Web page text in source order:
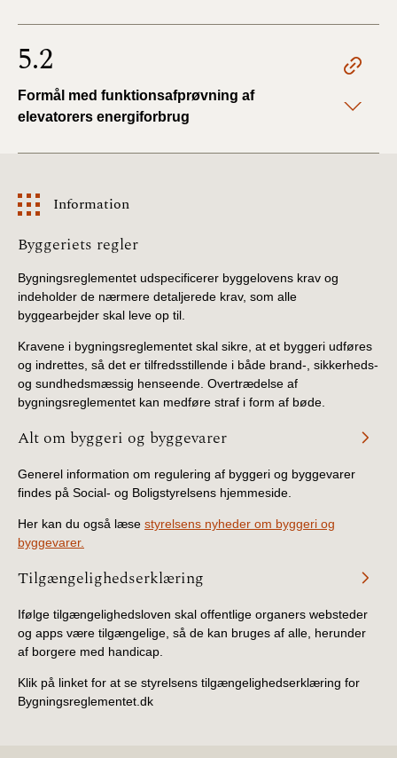
5.2
Formål med funktionsafprøvning af
elevatorers energiforbrug
Information
Information
Byggeriets regler
Bygningsreglementet udspecificerer byggelovens krav og
indeholder de nærmere detaljerede krav, som alle
byggearbejder skal leve op til.
Kravene i bygningsreglementet skal sikre, at et byggeri udføres
og indrettes, så det er tilfredsstillende i både brand-, sikkerheds-
og sundhedsmæssig henseende. Overtrædelse af
bygningsreglementet kan medføre straf i form af bøde.
Alt om byggeri og byggevarer
Generel information om regulering af byggeri og byggevarer
findes på Social- og Boligstyrelsens hjemmeside.
Her kan du også læse styrelsens nyheder om byggeri og
byggevarer.
Tilgængelighedserklæring
Ifølge tilgængelighedsloven skal offentlige organers websteder
og apps være tilgængelige, så de kan bruges af alle, herunder
af borgere med handicap.
Klik på linket for at se styrelsens tilgængelighedserklæring for
Bygningsreglementet.dk